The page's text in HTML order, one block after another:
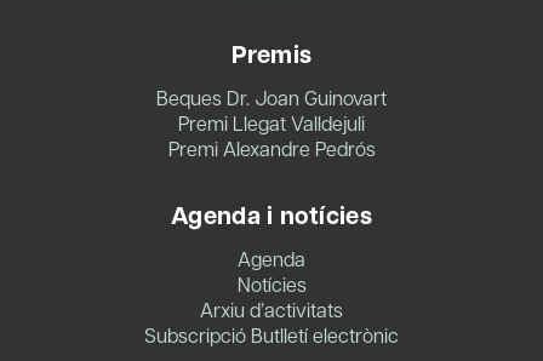
Premis
Beques Dr. Joan Guinovart
Premi Llegat Valldejuli
Premi Alexandre Pedrós
Agenda i notícies
Agenda
Notícies
Arxiu d’activitats
Subscripció Butlletí electrònic